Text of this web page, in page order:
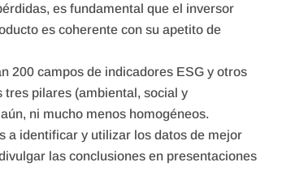
es fundamental que el inversor
es coherente con su apetito de
200 campos de indicadores ESG y otros
tres pilares (ambiental, social y
ni mucho menos homogéneos.
a identificar y utilizar los datos de mejor
las conclusiones en presentaciones